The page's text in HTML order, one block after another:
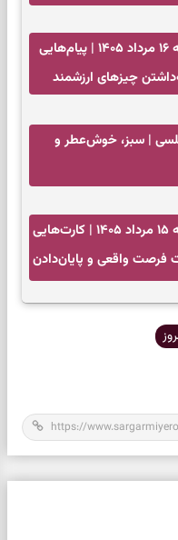
فال فرشتگان امروز جمعه ۱۶ مرداد ۱۴۰۵ | پیام‌هایی
چیزهای ارزشمند
| سبز، خوش‌عطر و
فال تاروت امروز پنجشنبه ۱۵ مرداد ۱۴۰۵ | کارت‌هایی
فرصت واقعی و پایان‌دادن